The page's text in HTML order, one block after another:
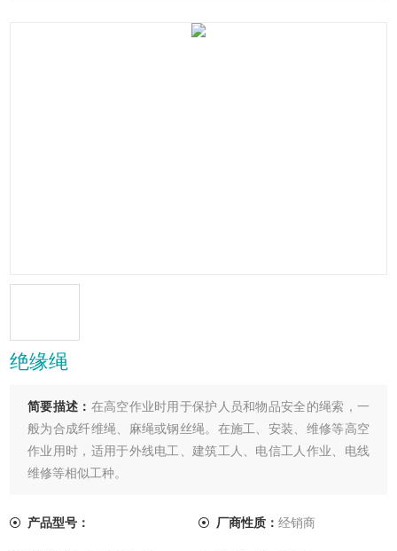
绝缘绳
简要描述： 在高空作业时用于保护人员和物品安全的绳索，一
般为合成纤维绳、麻绳或钢丝绳。在施工、安装、维修等高空
作业用时，适用于外线电工、建筑工人、电信工人作业、电线
维修等相似工种。
产品型号： 厂商性质： 经销商